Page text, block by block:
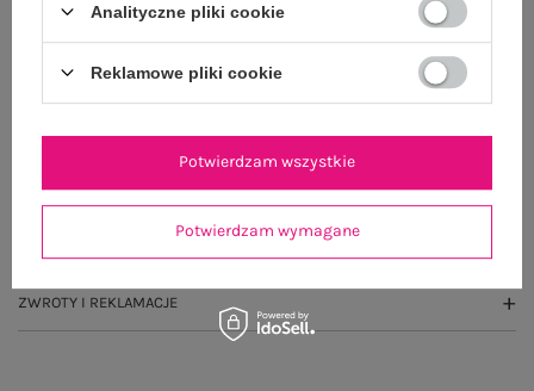
OPIS PRODUKTU
GŁÓWNE PARAMETRY
OPINIE O PRODUKCIE (0)
ZWROTY I REKLAMACJE
Analityczne pliki cookie
Reklamowe pliki cookie
Potwierdzam wymagane
Potwierdzam wszystkie